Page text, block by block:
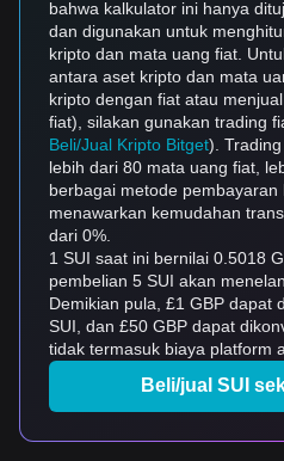
bahwa kalkulator ini hanya
dan digunakan untuk
kripto dan mata uang fiat.
antara aset kripto dan mata
kripto dengan fiat atau
fiat), silakan gunakan trading
Beli/Jual Kripto Bitget).
lebih dari 80 mata uang fiat,
berbagai metode pembayaran
menawarkan kemudahan
dari 0%.
1 SUI saat ini bernilai 0.5018
pembelian 5 SUI akan
Demikian pula, £1 GBP dapat
SUI, dan £50 GBP dapat
tidak termasuk biaya platform
Beli/jual SUI